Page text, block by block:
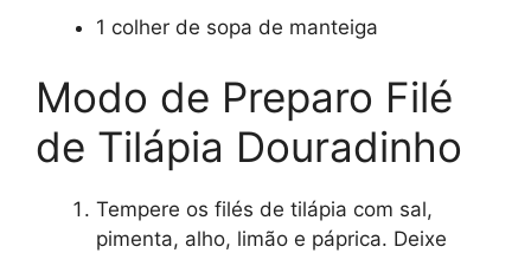
1 colher de sopa de manteiga
Modo de Preparo Filé
de Tilápia Douradinho
Tempere os filés de tilápia com sal,
pimenta, alho, limão e páprica. Deixe